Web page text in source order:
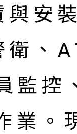
與安
衛、
監控
業。